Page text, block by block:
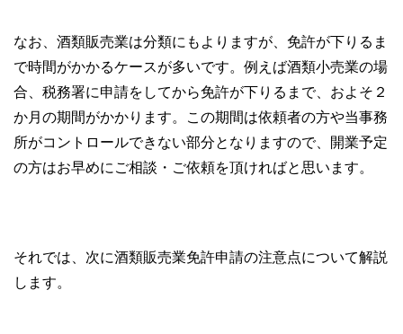
なお、酒類販売業は分類にもよりますが、免許が下りるま
で時間がかかるケースが多いです。例えば酒類小売業の場
合、税務署に申請をしてから免許が下りるまで、およそ２
か月の期間がかかります。この期間は依頼者の方や当事務
所がコントロールできない部分となりますので、開業予定
の方はお早めにご相談・ご依頼を頂ければと思います。
それでは、次に酒類販売業免許申請の注意点について解説
します。